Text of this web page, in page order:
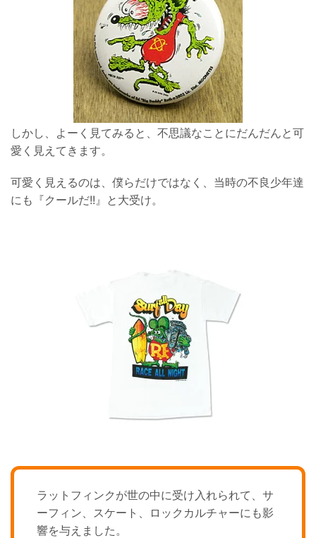
しかし、よーく見てみると、不思議なことにだんだんと可
愛く見えてきます。
可愛く見えるのは、僕らだけではなく、当時の不良少年達
にも『クールだ!!』と大受け。
ラットフィンクが世の中に受け入れられて、サ
ーフィン、スケート、ロックカルチャーにも影
響を与えました。